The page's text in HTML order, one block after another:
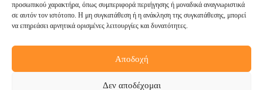
προσωπικού χαρακτήρα, όπως συμπεριφορά περιήγησης ή μοναδικά αναγνωριστικά
σε αυτόν τον ιστότοπο. Η μη συγκατάθεση ή η ανάκληση της συγκατάθεσης, μπορεί
να επηρεάσει αρνητικά ορισμένες λειτουργίες και δυνατότητες.
Αποδοχή
Δεν αποδέχομαι